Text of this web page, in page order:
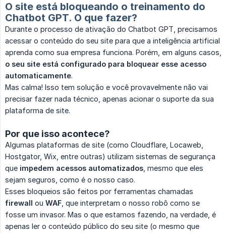
O site está bloqueando o treinamento do
Chatbot GPT. O que fazer?
Durante o processo de ativação do Chatbot GPT, precisamos
acessar o conteúdo do seu site para que a inteligência artificial
aprenda como sua empresa funciona. Porém, em alguns casos,
o seu site está configurado para bloquear esse acesso
automaticamente.
Mas calma! Isso tem solução e você provavelmente não vai
precisar fazer nada técnico, apenas acionar o suporte da sua
plataforma de site.
Por que isso acontece?
Algumas plataformas de site (como Cloudflare, Locaweb,
Hostgator, Wix, entre outras) utilizam sistemas de segurança
que impedem acessos automatizados , mesmo que eles
sejam seguros, como é o nosso caso.
Esses bloqueios são feitos por ferramentas chamadas
firewall ou WAF , que interpretam o nosso robô como se
fosse um invasor. Mas o que estamos fazendo, na verdade, é
apenas ler o conteúdo público do seu site (o mesmo que